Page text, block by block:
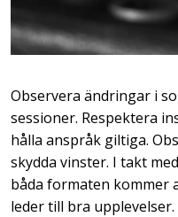
Observera ändringar i
sessioner. Respektera
hålla anspråk giltiga.
skydda vinster. I takt
båda formaten kommer
leder till bra